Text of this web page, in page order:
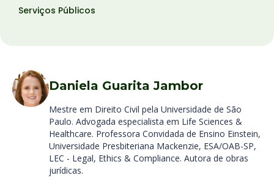
Serviços Públicos
Daniela Guarita Jambor
Mestre em Direito Civil pela Universidade de São
Paulo. Advogada especialista em Life Sciences &
Healthcare. Professora Convidada de Ensino Einstein,
Universidade Presbiteriana Mackenzie, ESA/OAB-SP,
LEC - Legal, Ethics & Compliance. Autora de obras
jurídicas.